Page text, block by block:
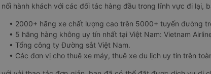
nối hành khách với các đối tác hàng đầu trong lĩnh vực đi lại,
• 2000+ hãng xe chất lượng cao trên 5000+ tuyến đường
• 5 hãng hàng không uy tín nhất tại Việt Nam: Vietnam
• Tổng công ty Đường sắt Việt Nam.
• Các đơn vị cho thuê xe máy, thuê xe du lịch uy tín trên